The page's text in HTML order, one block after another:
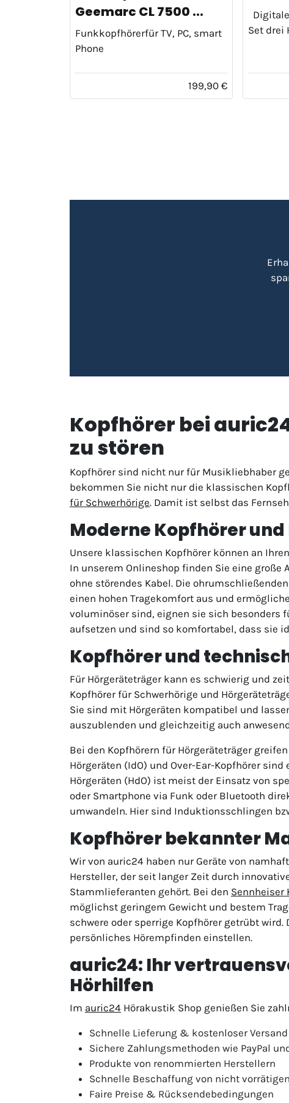
Geemarc CL 7500 ...
Funkkopfhörerfür TV, PC, smart
Phone
199,90 €
Set drei
Kopfhörer bei
zu stören
Kopfhörer sind nicht nur für Musikliebhaber
bekommen Sie nicht nur die klassischen
für Schwerhörige. Damit ist selbst das
Moderne Kopfhörer
Unsere klassischen Kopfhörer können an
In unserem Onlineshop finden Sie eine große
ohne störendes Kabel. Die
einen hohen Tragekomfort aus und
voluminöser sind, eignen sie sich besonders
aufsetzen und sind so komfortabel, dass sie
Kopfhörer und
Für Hörgeräteträger kann es schwierig und
Kopfhörer für Schwerhörige und
Sie sind mit Hörgeräten kompatibel und
auszublenden und gleichzeitig auch
Bei den Kopfhörern für Hörgeräteträger
Hörgeräten (IdO) und Over-Ear-Kopfhörer
Hörgeräten (HdO) ist meist der Einsatz von
oder Smartphone via Funk oder Bluetooth
umwandeln. Hier sind Induktionsschlingen
Kopfhörer bekannter
Wir von auric24 haben nur Geräte von
Hersteller, der seit langer Zeit durch
Stammlieferanten gehört. Bei den Sennheiser
möglichst geringem Gewicht und bestem
schwere oder sperrige Kopfhörer getrübt
persönliches Hörempfinden einstellen.
auric24: Ihr
Hörhilfen
Im auric24 Hörakustik Shop genießen Sie
Schnelle Lieferung & kostenloser
Sichere Zahlungsmethoden wie PayPal
Produkte von renommierten Herstellern
Schnelle Beschaffung von nicht
Faire Preise & Rücksendebedingungen